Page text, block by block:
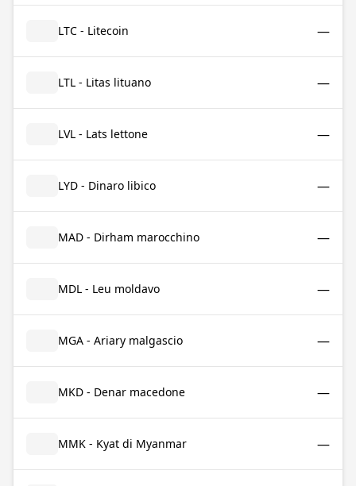
LTC - Litecoin —
LTL - Litas lituano —
LVL - Lats lettone —
LYD - Dinaro libico —
MAD - Dirham marocchino —
MDL - Leu moldavo —
MGA - Ariary malgascio —
MKD - Denar macedone —
MMK - Kyat di Myanmar —